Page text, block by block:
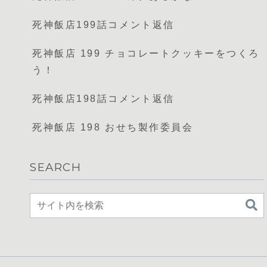
死神飯店199話コメント返信
死神飯店 199 チョコレートクッキーをつくろ
う！
死神飯店198話コメント返信
死神飯店 198 おせち製作委員会
SEARCH